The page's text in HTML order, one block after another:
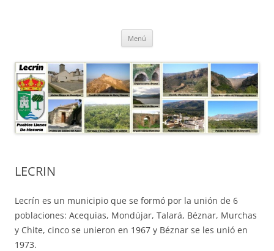
Menú
LECRIN
Lecrín es un municipio que se formó por la unión de 6
poblaciones: Acequias, Mondújar, Talará, Béznar, Murchas
y Chite, cinco se unieron en 1967 y Béznar se les unió en
1973.